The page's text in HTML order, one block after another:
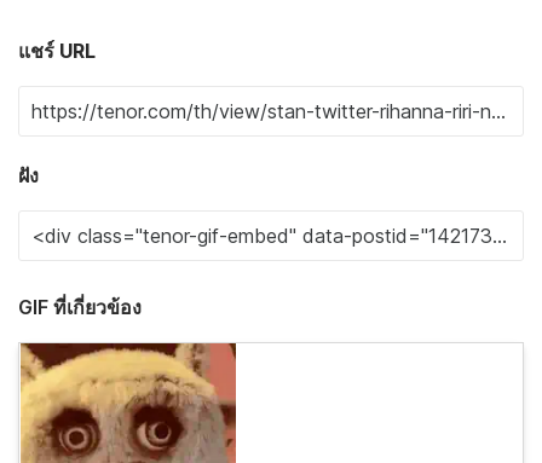
แชร์ URL
ฝัง
GIF ที่เกี่ยวข้อง